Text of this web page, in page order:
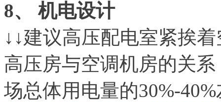
8、 机电设计
↓↓建议高压配电室紧挨
高压房与空调机房的关
场总体用电量的30%-